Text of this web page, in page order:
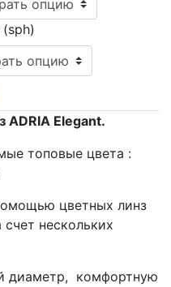
ADRIA Elegant.
топовые цвета :
цветных линз
нескольких
диаметр, комфортную